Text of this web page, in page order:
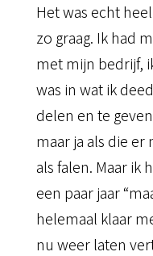
Het was echt
zo graag. Ik had
met mijn bedrijf,
was in wat ik
delen en te
maar ja als die
als falen. Maar ik
een paar jaar
helemaal klaar
nu weer laten